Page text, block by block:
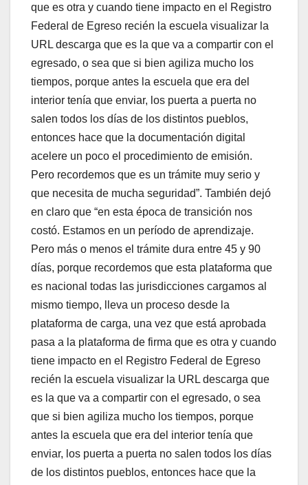
que es otra y cuando tiene impacto en el Registro
Federal de Egreso recién la escuela visualizar la
URL descarga que es la que va a compartir con el
egresado, o sea que si bien agiliza mucho los
tiempos, porque antes la escuela que era del
interior tenía que enviar, los puerta a puerta no
salen todos los días de los distintos pueblos,
entonces hace que la documentación digital
acelere un poco el procedimiento de emisión.
Pero recordemos que es un trámite muy serio y
que necesita de mucha seguridad”. También dejó
en claro que “en esta época de transición nos
costó. Estamos en un período de aprendizaje.
Pero más o menos el trámite dura entre 45 y 90
días, porque recordemos que esta plataforma que
es nacional todas las jurisdicciones cargamos al
mismo tiempo, lleva un proceso desde la
plataforma de carga, una vez que está aprobada
pasa a la plataforma de firma que es otra y cuando
tiene impacto en el Registro Federal de Egreso
recién la escuela visualizar la URL descarga que
es la que va a compartir con el egresado, o sea
que si bien agiliza mucho los tiempos, porque
antes la escuela que era del interior tenía que
enviar, los puerta a puerta no salen todos los días
de los distintos pueblos, entonces hace que la